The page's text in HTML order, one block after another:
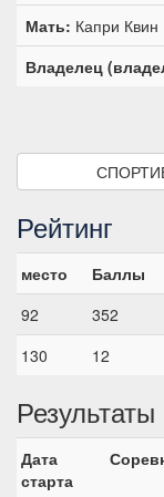
Мать: Капри Квин
Владелец
Рейтинг
место Баллы
92
352
130
12
Результаты
Дата
старта